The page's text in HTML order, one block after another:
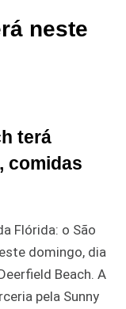
neste
terá
comidas
Flórida: o São
domingo, dia
Beach. A
pela Sunny